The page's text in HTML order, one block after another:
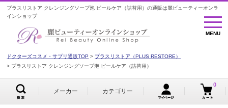
プラスリストア クレンジングソープ泡 ピールケア（詰替用）の通販は麗ビューティーオンラ
インショップ
MENU
MENU
ドクターズコスメ・サプリ通販TOP
プラスリストア（PLUS RESTORE）
プラスリストア クレンジングソープ泡 ピールケア（詰替用）
メーカー カテゴリー
0